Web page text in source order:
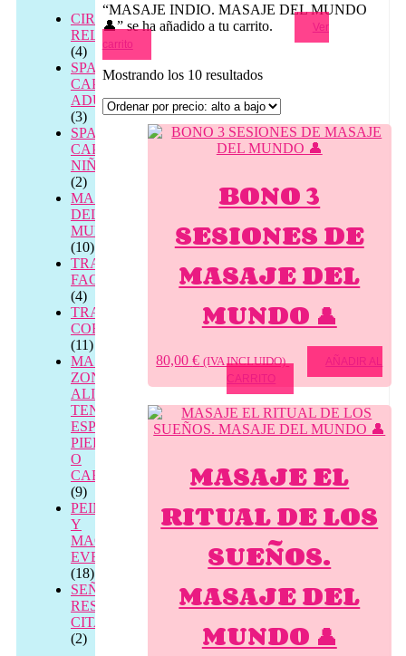
“MASAJE INDIO. MASAJE DEL MUNDO
👤” se ha añadido a tu carrito.
Ver
carrito
Mostrando los 10 resultadosOrdenado
precio:
alto
a
bajo
BONO 3
SESIONES DE
MASAJE DEL
MUNDO 👤
80,00€ (IVA INCLUIDO)
AÑADIR AL
CARRITO
MASAJE EL
RITUAL DE LOS
SUEÑOS.
MASAJE DEL
MUNDO 👤
CIRCUITOS
RELAX
(4)
SPA
CAPILAR
ADULTOS
(3)
SPA
CAPILAR
NIÑOS
(2)
MASAJES
DEL
MUNDO
(10)
TRATAMIENTOS
FACIALES
(4)
TRATAMIENTOS
CORPORALES
(11)
MASAJE
ZONAL
ALIVIO
TENSIÓN
ESPALDA,
PIERNAS
O
CABEZA
(9)
PEINADO
Y
MAQUILLAJE
EVENTOS
(18)
SEÑAL
RESERVA
CITA
(2)